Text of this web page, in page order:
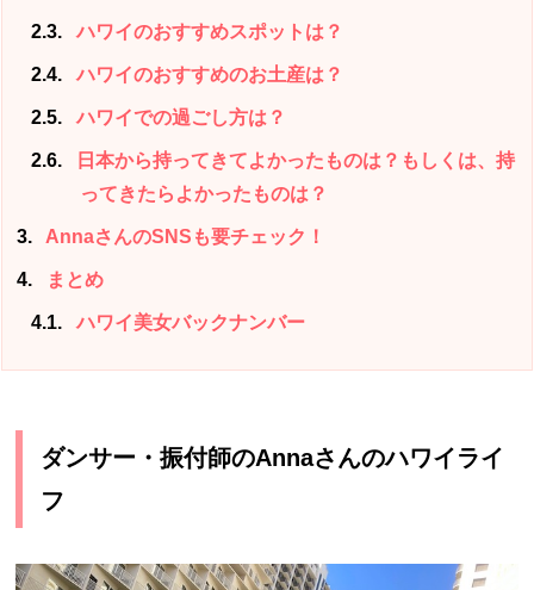
2.3 ハワイのおすすめスポットは？
2.4 ハワイのおすすめのお土産は？
2.5 ハワイでの過ごし方は？
2.6
日本から持ってきてよかったものは？もしくは、持
ってきたらよかったものは？
3 AnnaさんのSNSも要チェック！
4 まとめ
4.1 ハワイ美女バックナンバー
ダンサー・振付師のAnnaさんのハワイライ
フ